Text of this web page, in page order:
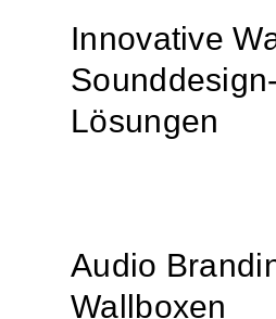
Innovative
Sounddesign-
Lösungen
Audio
Wallboxen